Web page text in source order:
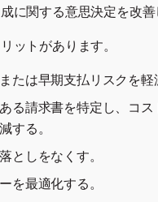
に関する意思決定を改善
ットがあります。
たは早期支払リスクを軽
る請求書を特定し、コス
する。
としをなくす。
を最適化する。